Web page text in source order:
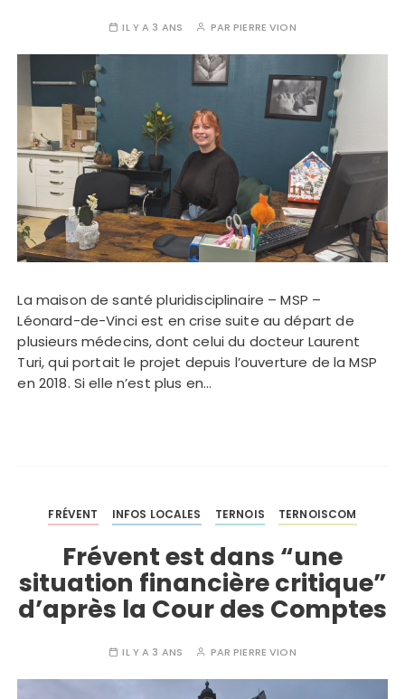
IL Y A 3 ANS PARPIERRE VION
La maison de santé pluridisciplinaire – MSP –
Léonard-de-Vinci est en crise suite au départ de
plusieurs médecins, dont celui du docteur Laurent
Turi, qui portait le projet depuis l’ouverture de la MSP
en 2018. Si elle n’est plus en…
FRÉVENT INFOS LOCALES TERNOIS TERNOISCOM
Frévent est dans “une
situation financière critique”
d’après la Cour des Comptes
IL Y A 3 ANS PARPIERRE VION